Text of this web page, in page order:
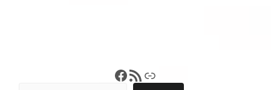
Francisco Pérez
Feed RSSEnlace